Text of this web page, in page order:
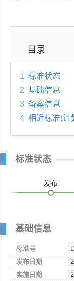
目录
1 标准状态
2 基础信息
3 备案信息
4 相近标准(计
标准状态
发布
基础信息
标准号
发布日期
实施日期